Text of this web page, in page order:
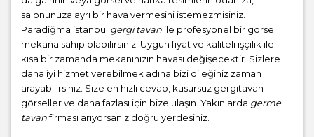
salonunuza ayrı bir hava vermesini istemezmisiniz.
Paradiğma istanbul gergi tavan ile profesyonel bir görsel
mekana sahip olabilirsiniz. Uygun fiyat ve kaliteli işçilik ile
kısa bir zamanda mekanınızın havası değişecektir. Sizlere
daha iyi hizmet verebilmek adına bizi dileğiniz zaman
arayabilirsiniz. Size en hızlı cevap, kusursuz gergitavan
görseller ve daha fazlası için bize ulaşın. Yakınlarda germe
tavanfirması arıyorsanız doğru yerdesiniz.